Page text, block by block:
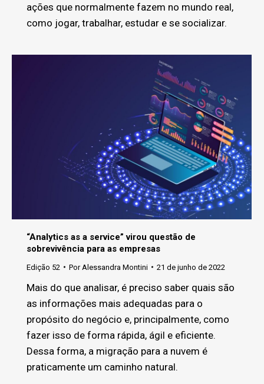
ações que normalmente fazem no mundo real,
como jogar, trabalhar, estudar e se socializar.
“Analytics as a service” virou questão de
sobrevivência para as empresas
Edição 52 Por Alessandra Montini 21 de junho de 2022
Mais do que analisar, é preciso saber quais são
as informações mais adequadas para o
propósito do negócio e, principalmente, como
fazer isso de forma rápida, ágil e eficiente.
Dessa forma, a migração para a nuvem é
praticamente um caminho natural.